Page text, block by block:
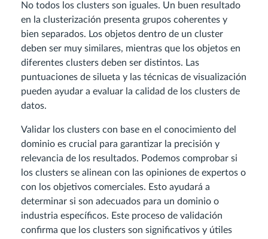
No todos los clusters son iguales. Un buen resultado
en la clusterización presenta grupos coherentes y
bien separados. Los objetos dentro de un cluster
deben ser muy similares, mientras que los objetos en
diferentes clusters deben ser distintos. Las
puntuaciones de silueta y las técnicas de visualización
pueden ayudar a evaluar la calidad de los clusters de
datos.
Validar los clusters con base en el conocimiento del
dominio es crucial para garantizar la precisión y
relevancia de los resultados. Podemos comprobar si
los clusters se alinean con las opiniones de expertos o
con los objetivos comerciales. Esto ayudará a
determinar si son adecuados para un dominio o
industria específicos. Este proceso de validación
confirma que los clusters son significativos y útiles